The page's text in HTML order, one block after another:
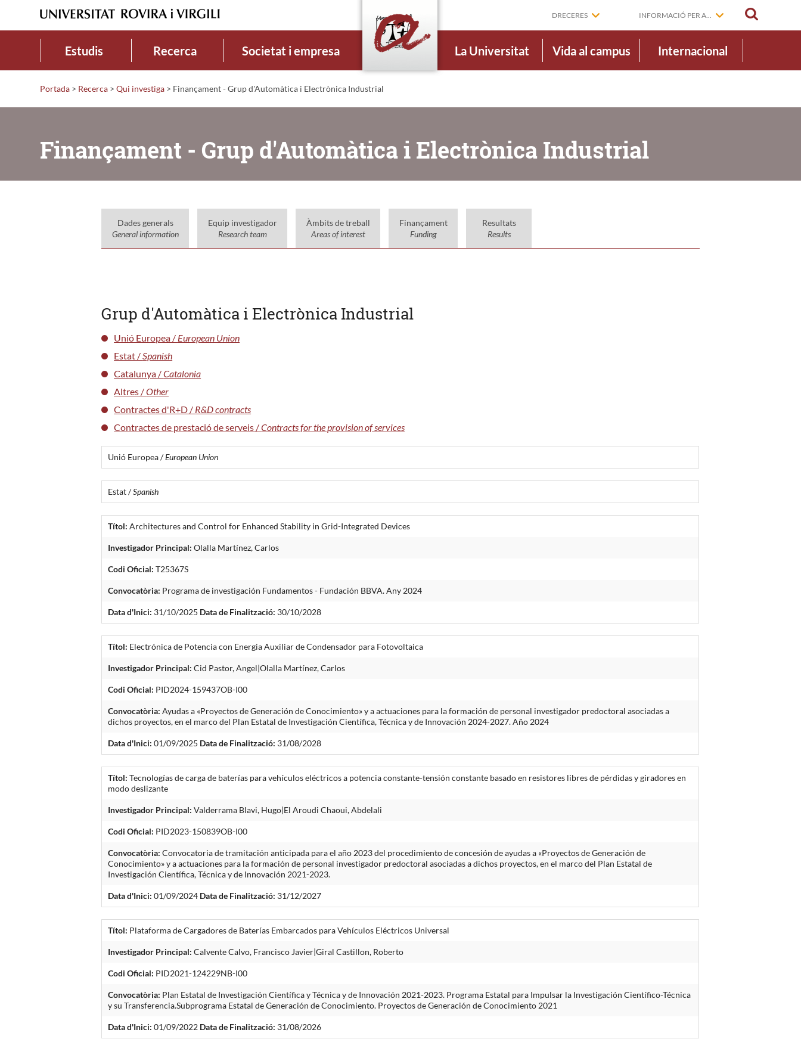
DRECERES INFORMACIÓ PER A...
Estudis Recerca Societat i empresa La Universitat Vida al campus Internacional
Portada > Recerca > Qui investiga > Finançament - Grup d'Automàtica i Electrònica Industrial
Finançament - Grup d'Automàtica i Electrònica Industrial
Dades generals
General information
Equip investigador
Research team
Àmbits de treball
Areas of interest
Finançament
Funding
Resultats
Results
Grup d'Automàtica i Electrònica Industrial
Unió Europea / European Union
Estat / Spanish
Catalunya /Catalonia
Altres /Other
Contractes d'R+D / R&D contracts
Contractes de prestació de serveis /Contracts for the provision of services
Unió Europea /European Union
Estat /Spanish
Títol: Architectures and Control for Enhanced Stability in Grid-Integrated Devices
Investigador Principal: Olalla Martínez, Carlos
Codi Oficial: T25367S
Convocatòria: Programa de investigación Fundamentos - Fundación BBVA. Any 2024
Data d'Inici: 31/10/2025 Data de Finalització: 30/10/2028
Títol: Electrónica de Potencia con Energia Auxiliar de Condensador para Fotovoltaica
Investigador Principal: Cid Pastor, Angel|Olalla Martínez, Carlos
Codi Oficial: PID2024-159437OB-I00
Convocatòria: Ayudas a «Proyectos de Generación de Conocimiento» y a actuaciones para la formación de personal investigador predoctoral asociadas a
dichos proyectos, en el marco del Plan Estatal de Investigación Científica, Técnica y de Innovación 2024-2027. Año 2024
Data d'Inici: 01/09/2025 Data de Finalització: 31/08/2028
Títol: Tecnologías de carga de baterías para vehículos eléctricos a potencia constante-tensión constante basado en resistores libres de pérdidas y giradores en
modo deslizante
Investigador Principal: Valderrama Blavi, Hugo|El Aroudi Chaoui, Abdelali
Codi Oficial: PID2023-150839OB-I00
Convocatòria: Convocatoria de tramitación anticipada para el año 2023 del procedimiento de concesión de ayudas a «Proyectos de Generación de
Conocimiento» y a actuaciones para la formación de personal investigador predoctoral asociadas a dichos proyectos, en el marco del Plan Estatal de
Investigación Científica, Técnica y de Innovación 2021-2023.
Data d'Inici: 01/09/2024 Data de Finalització: 31/12/2027
Títol: Plataforma de Cargadores de Baterías Embarcados para Vehículos Eléctricos Universal
Investigador Principal: Calvente Calvo, Francisco Javier|Giral Castillon, Roberto
Codi Oficial: PID2021-124229NB-I00
Convocatòria: Plan Estatal de Investigación Científica y Técnica y de Innovación 2021-2023. Programa Estatal para Impulsar la Investigación Científico-Técnica
y su Transferencia.Subprograma Estatal de Generación de Conocimiento. Proyectos de Generación de Conocimiento 2021
Data d'Inici: 01/09/2022 Data de Finalització: 31/08/2026